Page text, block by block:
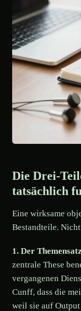
Die Drei-
tatsächlich
Eine wirksame
Bestandteile.
1. Der
zentrale These
vergangenen
Cunff, dass die
weil sie auf